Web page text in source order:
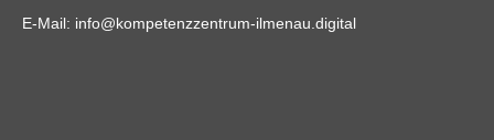
E-Mail: info@kompetenzzentrum-ilmenau.digital